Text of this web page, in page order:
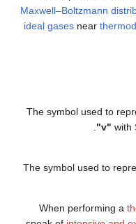
Maxwell–Boltzmann
ideal gases near
The symbol used to
"v" with
The symbol used to
When performing a